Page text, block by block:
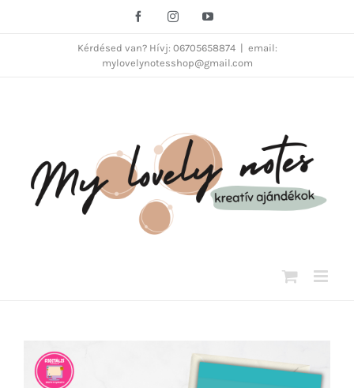
FacebookInstagramYouTube
Kérdésed van? Hívj: 06705658874
email:
mylovelynotesshop@gmail.com